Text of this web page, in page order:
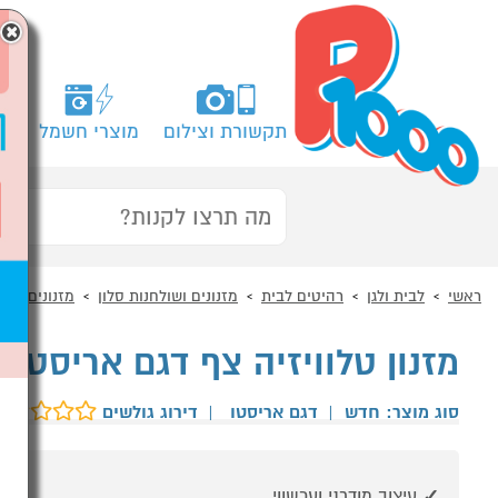
תקשורת וצילום מוצרי חשמל
ראשי לבית ולגן רהיטים לבית מזנונים ושולחנות סלון מזנונים
מזנון טלוויזיה צף דגם אריסטו DE8110 מבית HOMAX
סוג מוצר: חדש | דגם אריסטו | דירוג גולשים
×